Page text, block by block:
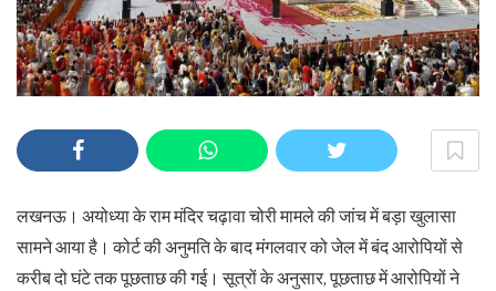
लखनऊ। अयोध्या के राम मंदिर चढ़ावा चोरी मामले की जांच में बड़ा खुलासा
सामने आया है। कोर्ट की अनुमति के बाद मंगलवार को जेल में बंद आरोपियों से
करीब दो घंटे तक पूछताछ की गई। सूत्रों के अनुसार, पूछताछ में आरोपियों ने